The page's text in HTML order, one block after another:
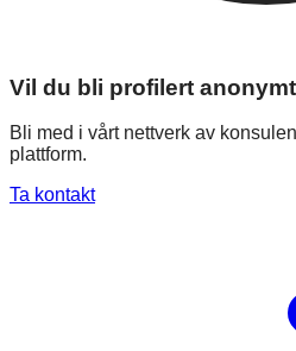
Vil du bli profilert
Bli med i vårt nettverk av
plattform.
Ta kontakt